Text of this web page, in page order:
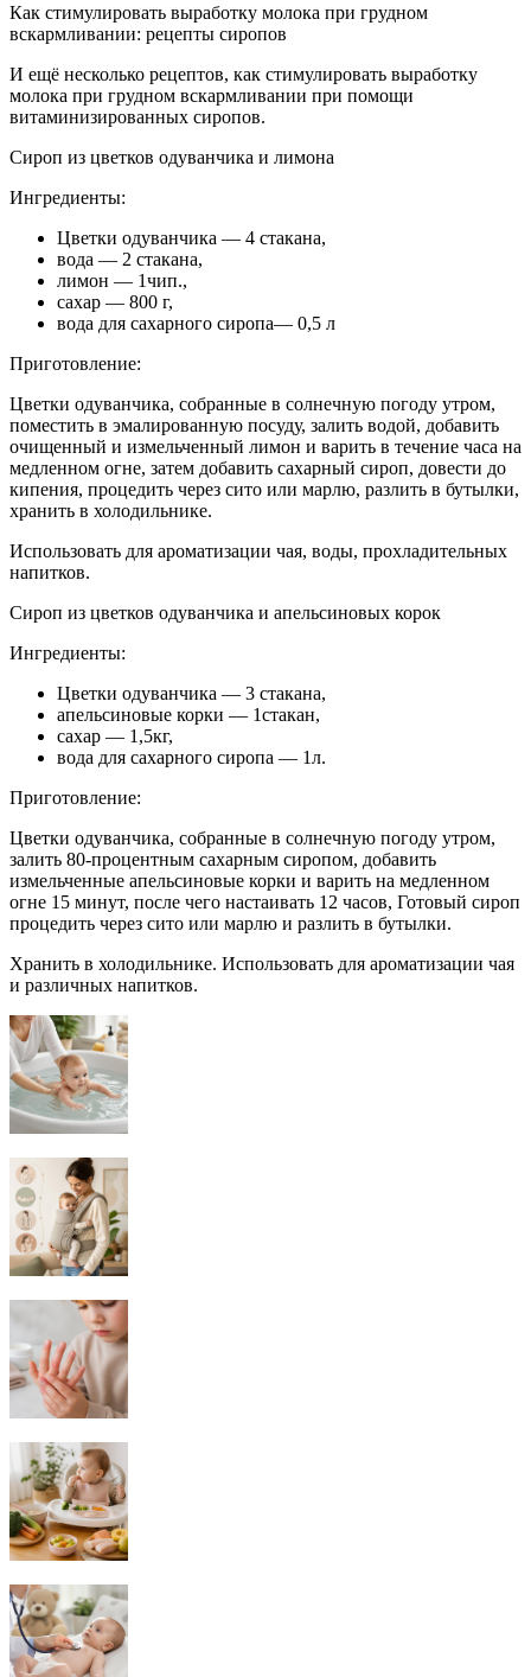
Как стимулировать выработку молока при грудном
вскармливании: рецепты сиропов
И ещё несколько рецептов, как стимулировать выработку
молока при грудном вскармливании при помощи
витаминизированных сиропов.
Сироп из цветков одуванчика и лимона
Ингредиенты:
Цветки одуванчика — 4 стакана,
вода — 2 стакана,
лимон — 1чип.,
сахар — 800 г,
вода для сахарного сиропа— 0,5 л
Приготовление:
Цветки одуванчика, собранные в солнечную погоду утром,
поместить в эмалированную посуду, залить водой, добавить
очищенный и измельченный лимон и варить в течение часа на
медленном огне, затем добавить сахарный сироп, довести до
кипения, процедить через сито или марлю, разлить в бутылки,
хранить в холодильнике.
Использовать для ароматизации чая, воды, прохладительных
напитков.
Сироп из цветков одуванчика и апельсиновых корок
Ингредиенты:
Цветки одуванчика — 3 стакана,
апельсиновые корки — 1стакан,
сахар — 1,5кг,
вода для сахарного сиропа — 1л.
Приготовление:
Цветки одуванчика, собранные в солнечную погоду утром,
залить 80-процентным сахарным сиропом, добавить
измельченные апельсиновые корки и варить на медленном
огне 15 минут, после чего настаивать 12 часов, Готовый сироп
процедить через сито или марлю и разлить в бутылки.
Хранить в холодильнике. Использовать для ароматизации чая
и различных напитков.